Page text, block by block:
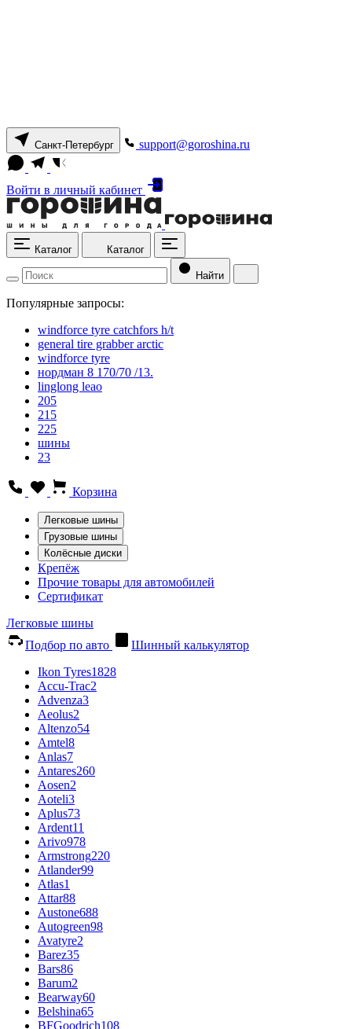
Санкт-Петербург support@goroshina.ru
Войти в личный кабинет
Каталог Каталог
Найти
Популярные запросы:
windforce tyre catchfors h/t
general tire grabber arctic
windforce tyre
нордман 8 170/70 /13.
linglong leao
205
215
225
шины
23
Корзина
Легковые шины
Грузовые шины
Колёсные диски
Крепёж
Прочие товары для автомобилей
Сертификат
Легковые шины
Подбор по авто
Шинный калькулятор
Ikon Tyres1828
Accu-Trac2
Advenza3
Aeolus2
Altenzo54
Amtel8
Anlas7
Antares260
Aosen2
Aoteli3
Aplus73
Ardent11
Arivo978
Armstrong220
Atlander99
Atlas1
Attar88
Austone688
Autogreen98
Avatyre2
Barez35
Bars86
Barum2
Bearway60
Belshina65
BFGoodrich108